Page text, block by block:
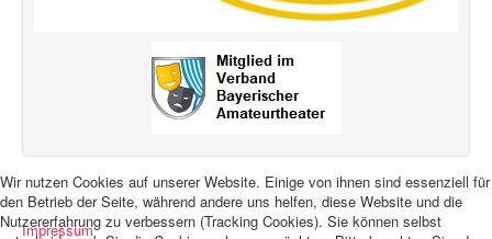
Impressum
Wir nutzen Cookies auf unserer Website. Einige von ihnen sind essenziell für
den Betrieb der Seite, während andere uns helfen, diese Website und die
Nutzererfahrung zu verbessern (Tracking Cookies). Sie können selbst